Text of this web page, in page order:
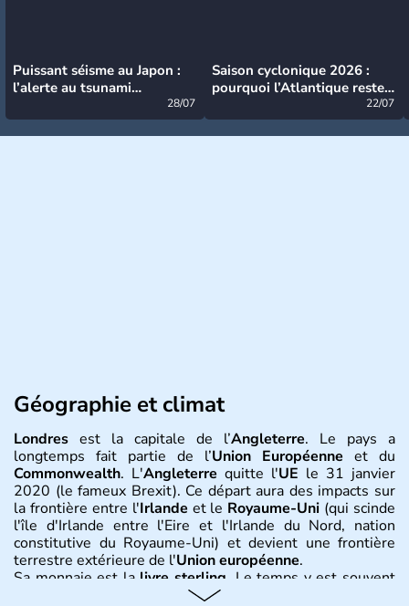
Puissant séisme au Japon :
l’alerte au tsunami
28/07
Saison cyclonique 2026 :
pourquoi l’Atlantique reste
22/07
Géographie et climat
Londres est la capitale de l’Angleterre. Le pays a
longtemps fait partie de l’Union Européenne et du
Commonwealth. L'Angleterre quitte l'UE le 31 janvier
2020 (le fameux Brexit). Ce départ aura des impacts sur
la frontière entre l'Irlande et le Royaume-Uni (qui scinde
l'île d'Irlande entre l'Eire et l'Irlande du Nord, nation
constitutive du Royaume-Uni) et devient une frontière
terrestre extérieure de l'Union européenne.
Sa monnaie est lalivre sterling . Le temps y est souvent
instable avec de nombreuses précipitations : il s’agit d’un